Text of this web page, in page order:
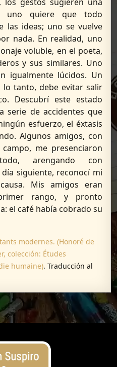
uno quiere que todo
las ideas; uno se vuelve
nada. En realidad, uno
voluble, en el poeta,
y sus similares. Uno
igualmente lúcidos. Un
tanto, debe evitar salir
Descubrí este estado
serie de accidentes que
esfuerzo, el éxtasis
Algunos amigos, con
me presenciaron
arengando con
siguiente, reconocí mi
Mis amigos eran
rango, y pronto
el café había cobrado su
modernes. (Honoré de
colección: Études
humaine). Traducción al